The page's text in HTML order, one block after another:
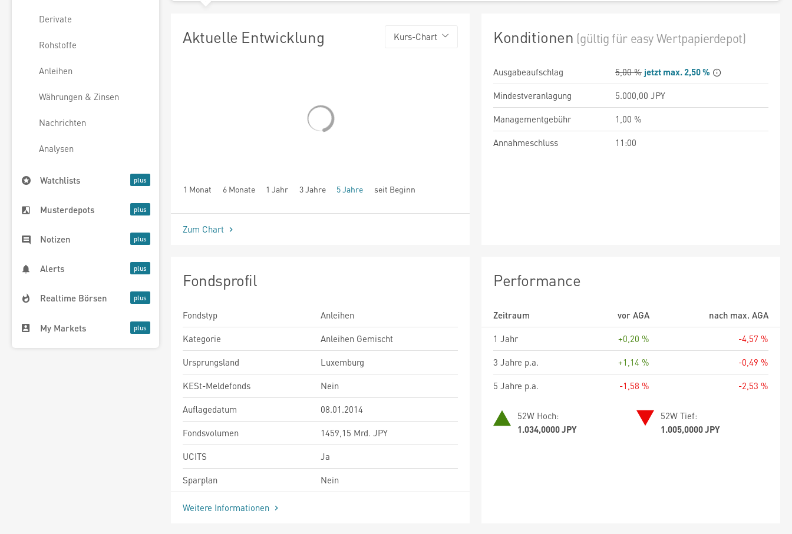
Derivate
Rohstoffe
Anleihen
Währungen & Zinsen
Nachrichten
Analysen
Watchlists
Musterdepots
Notizen
Alerts
Realtime Börsen
My Markets
Aktuelle Entwicklung Kurs-Chart
1 Monat 6 Monate 1 Jahr 3 Jahre 5 Jahre seit Beginn
Zum Chart
Konditionen (gültig für easy Wertpapierdepot)
Ausgabeaufschlag 5,00 % jetzt max. 2,50 %
Mindestveranlagung
5.000,00 JPY
Managementgebühr
1,00 %
Annahmeschluss
11:00
Fondsprofil
Fondstyp
Anleihen
Kategorie
Anleihen Gemischt
Ursprungsland
Luxemburg
KESt-Meldefonds
Nein
Auflagedatum
08.01.2014
Fondsvolumen
1459,15 Mrd. JPY
UCITS
Ja
Sparplan
Nein
Weitere Informationen
Performance
Zeitraum vor AGA
nach max. AGA
1 Jahr
+0,20 %
-4,57 %
3 Jahre p.a.
+1,14 %
-0,49 %
5 Jahre p.a.
-1,58 % -2,53 %
52W Hoch:
1.034,0000 JPY
52W Tief:
1.005,0000 JPY